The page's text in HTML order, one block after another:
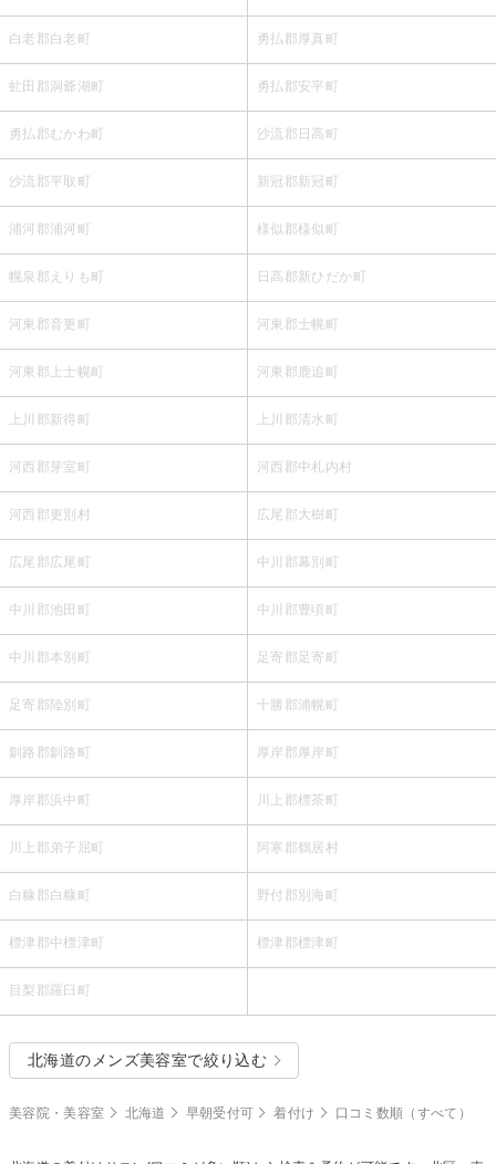
白老郡白老町 勇払郡厚真町
虻田郡洞爺湖町 勇払郡安平町
勇払郡むかわ町 沙流郡日高町
沙流郡平取町 新冠郡新冠町
浦河郡浦河町 様似郡様似町
幌泉郡えりも町 日高郡新ひだか町
河東郡音更町 河東郡士幌町
河東郡上士幌町 河東郡鹿追町
上川郡新得町 上川郡清水町
河西郡芽室町 河西郡中札内村
河西郡更別村 広尾郡大樹町
広尾郡広尾町 中川郡幕別町
中川郡池田町 中川郡豊頃町
中川郡本別町 足寄郡足寄町
足寄郡陸別町 十勝郡浦幌町
釧路郡釧路町 厚岸郡厚岸町
厚岸郡浜中町 川上郡標茶町
川上郡弟子屈町 阿寒郡鶴居村
白糠郡白糠町 野付郡別海町
標津郡中標津町 標津郡標津町
目梨郡羅臼町
北海道のメンズ美容室で絞り込む
美容院・美容室 北海道 早朝受付可 着付け 口コミ数順（すべて）